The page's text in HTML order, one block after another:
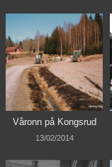
Våronn på Kongsrud
13/02/2014